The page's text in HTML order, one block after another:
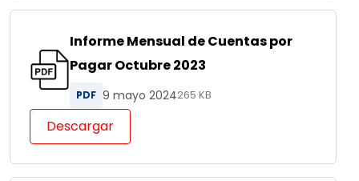
Informe Mensual de Cuentas por
Pagar Octubre 2023
PDF 9 mayo 2024265 KB
Descargar